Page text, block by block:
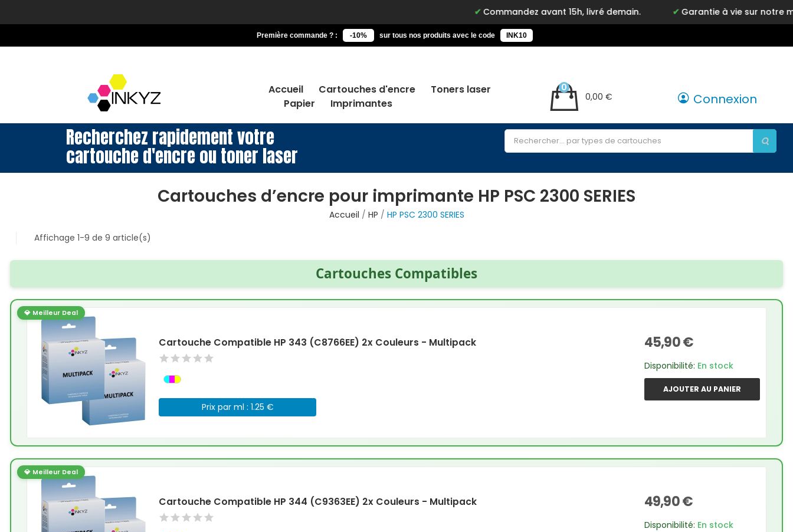
Commandez avant 15h, livré demain. Garantie à vie sur notre marque
Première commande ? : -10% sur tous nos produits avec le code INK10
Accueil Cartouches d'encre
Toners laser
Papier
Imprimantes
0,00 €
0
Connexion
Recherchez rapidement votre
cartouche d'encre ou toner laser
Cartouches d’encre pour imprimante HP PSC 2300 SERIES
Accueil HP
HP PSC 2300 SERIES
Affichage 1-9 de 9 article(s)
Cartouches Compatibles
💎 Meilleur Deal
Cartouche Compatible HP 343 (C8766EE) 2x Couleurs - Multipack
Prix par ml : 1.25 €
45,90 €
Disponibilité: En stock
AJOUTER AU PANIER
💎 Meilleur Deal
Cartouche Compatible HP 344 (C9363EE) 2x Couleurs - Multipack 49,90 €
Disponibilité: En stock